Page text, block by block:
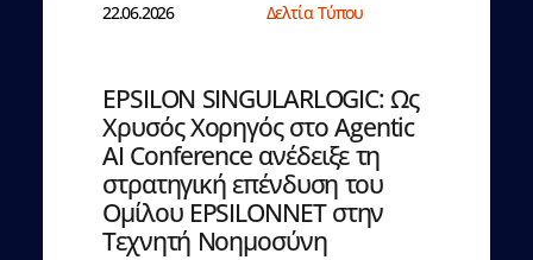
22.06.2026 Δελτία Τύπου
EPSILON SINGULARLOGIC: Ως
Χρυσός Χορηγός στο Agentic
AI Conference ανέδειξε τη
στρατηγική επένδυση του
Ομίλου EPSILONNET στην
Τεχνητή Νοημοσύνη